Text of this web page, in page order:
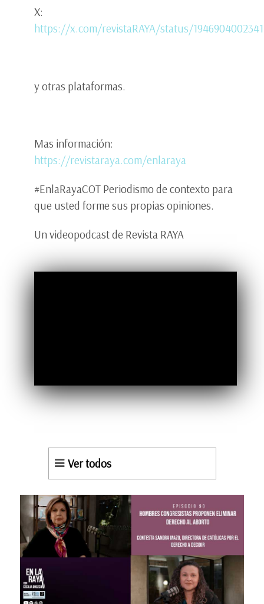
X:
https://x.com/revistaRAYA/status/
y otras plataformas.
Mas información:
https://revistaraya.com/enlaraya
#EnlaRayaCOT Periodismo de contexto para
que usted forme sus propias opiniones.
Un videopodcast de Revista RAYA
Ver todos